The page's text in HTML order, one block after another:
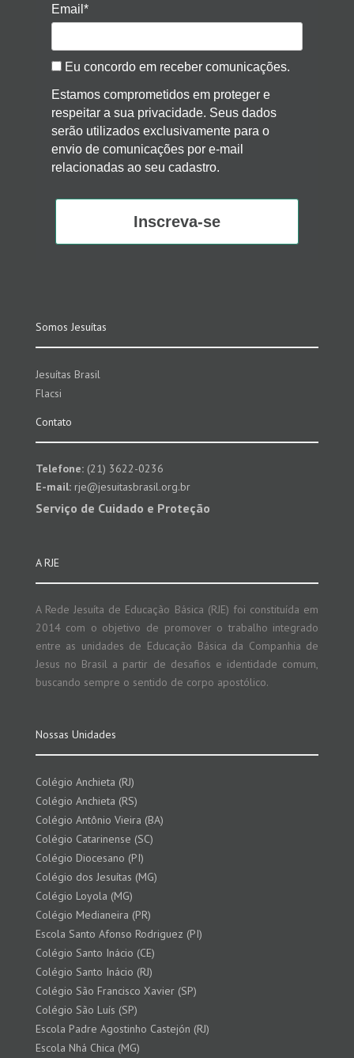
Email*
Eu concordo em receber comunicações.
Estamos comprometidos em proteger e
respeitar a sua privacidade. Seus dados
serão utilizados exclusivamente para o
envio de comunicações por e-mail
relacionadas ao seu cadastro.
Inscreva-se
Somos Jesuítas
Jesuítas Brasil
Flacsi
Contato
Telefone:(21) 3622-0236
E-mail:rje@jesuitasbrasil.org.br
Serviço de Cuidado e Proteção
A RJE
A Rede Jesuíta de Educação Básica (RJE) foi constituída em
2014 com o objetivo de promover o trabalho integrado
entre as unidades de Educação Básica da Companhia de
Jesus no Brasil a partir de desafios e identidade comum,
buscando sempre o sentido de corpo apostólico.
Nossas Unidades
Colégio Anchieta (RJ)
Colégio Anchieta (RS)
Colégio Antônio Vieira (BA)
Colégio Catarinense (SC)
Colégio Diocesano (PI)
Colégio dos Jesuítas (MG)
Colégio Loyola (MG)
Colégio Medianeira (PR)
Escola Santo Afonso Rodriguez (PI)
Colégio Santo Inácio (CE)
Colégio Santo Inácio (RJ)
Colégio São Francisco Xavier (SP)
Colégio São Luís (SP)
Escola Padre Agostinho Castejón (RJ)
Escola Nhá Chica (MG)